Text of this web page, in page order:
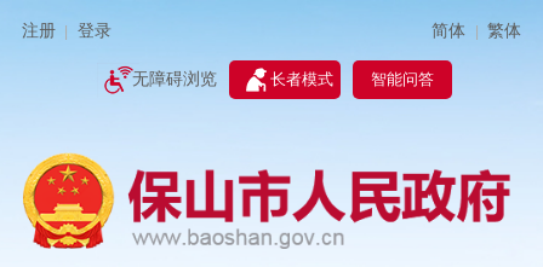
注册 登录 简体 | 繁体
无障碍浏览 长者模式 智能问答